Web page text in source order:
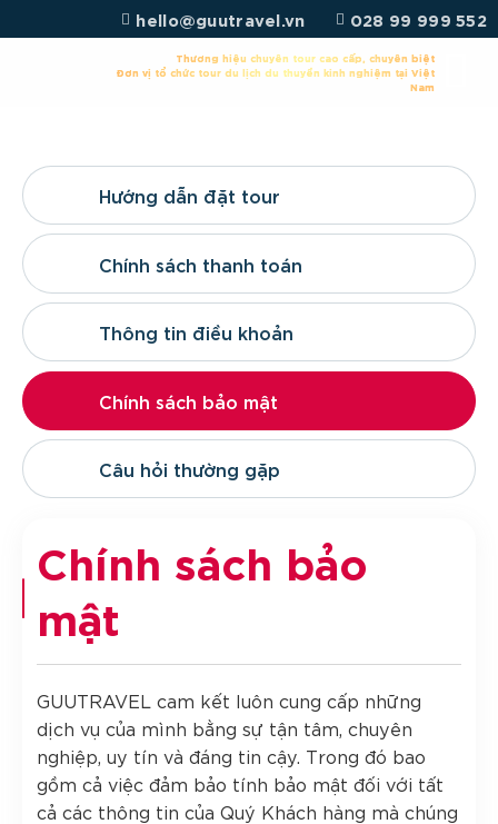
đến
hello@guutravel.vn 028 99 999 552
Thương hiệu chuyên tour cao cấp, chuyên biệt
Đơn vị tổ chức tour du lịch du thuyền kinh nghiệm tại Việt
Nam
Hướng dẫn đặt tour
Chính sách thanh toán
Thông tin điều khoản
Chính sách bảo mật
Câu hỏi thường gặp
Chính sách bảo
mật
GUUTRAVEL cam kết luôn cung cấp những
dịch vụ của mình bằng sự tận tâm, chuyên
nghiệp, uy tín và đáng tin cậy. Trong đó bao
gồm cả việc đảm bảo tính bảo mật đối với tất
cả các thông tin của Quý Khách hàng mà chúng